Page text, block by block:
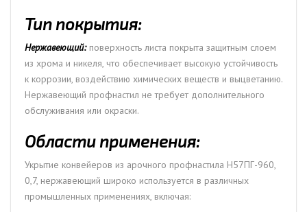
Тип покрытия:
Нержавеющий:поверхность листа покрыта защитным слоем
из хрома и никеля, что обеспечивает высокую устойчивость
к коррозии, воздействию химических веществ и выцветанию.
Нержавеющий профнастил не требует дополнительного
обслуживания или окраски.
Области применения:
Укрытие конвейеров из арочного профнастила Н57ПГ-960,
0,7, нержавеющий широко используется в различных
промышленных применениях, включая: